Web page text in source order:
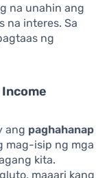
na unahin ang
na interes. Sa
ng
ang paghahanap
mag-isip ng mga
kita.
maaari kang